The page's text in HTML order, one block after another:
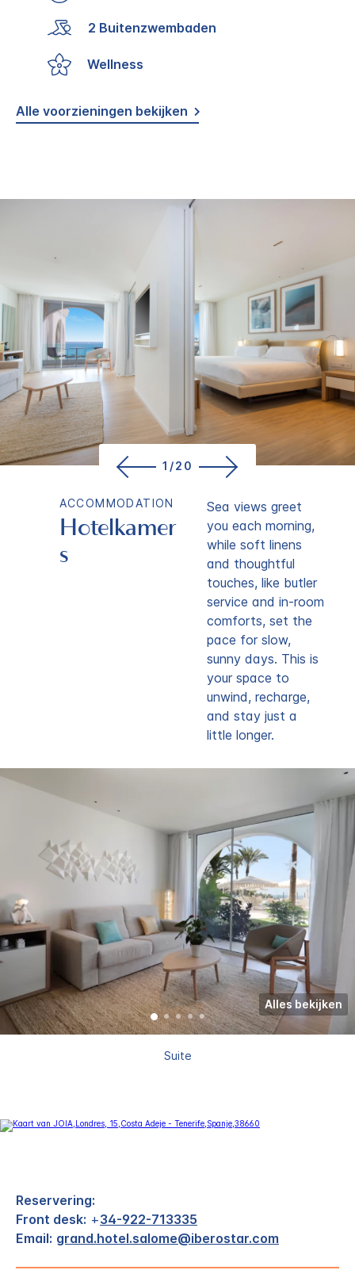
2 Buitenzwembaden
Wellness
Alle voorzieningen bekijken
1/20
ACCOMMODATION
Hotelkamer
s
Sea views greet
you each morning,
while soft linens
and thoughtful
touches, like butler
service and in-room
comforts, set the
pace for slow,
sunny days. This is
your space to
unwind, recharge,
and stay just a
little longer.
Suite
Alles bekijken
Reservering:
Front desk: +34-922-713335
Email: grand.hotel.salome@iberostar.com